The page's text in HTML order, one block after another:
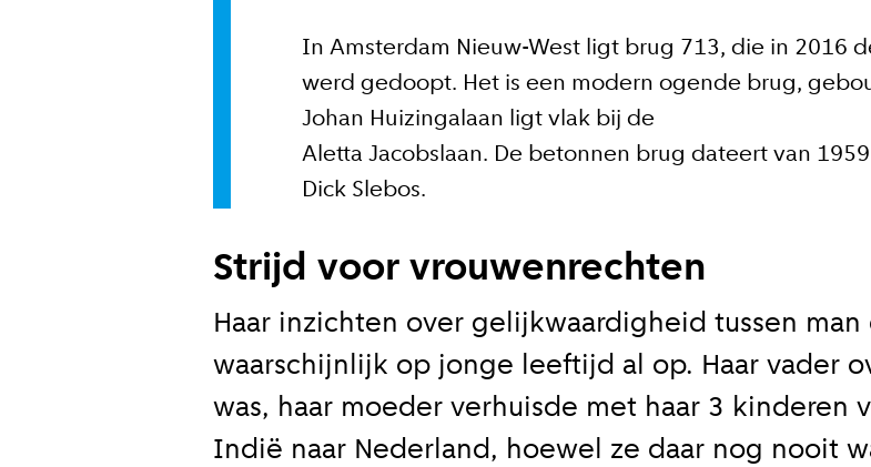
Maandelijks
Ik ga akkoord met de
In Amsterdam Nieuw-West ligt brug 713, die in 2016
werd gedoopt. Het is een modern ogende brug,
Johan Huizingalaan ligt vlak bij de
Aletta Jacobslaan. De betonnen brug dateert van
Dick Slebos.
Strijd voor vrouwenrechten
Haar inzichten over gelijkwaardigheid tussen
waarschijnlijk op jonge leeftijd al op. Haar vader
was, haar moeder verhuisde met haar 3 kinderen
Indië naar Nederland, hoewel ze daar nog nooit